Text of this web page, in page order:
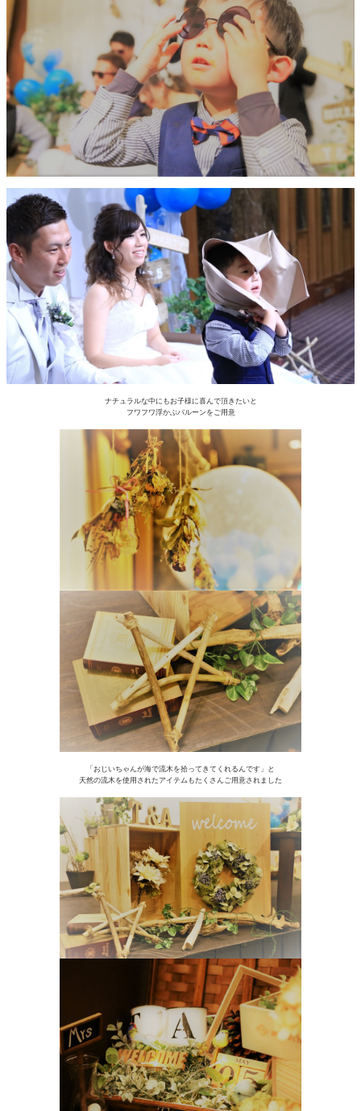
ナチュラルな中にもお子様に喜んで頂きたいと
フワフワ浮かぶバルーンをご用意
「おじいちゃんが海で流木を拾ってきてくれるんです」と
天然の流木を使用されたアイテムもたくさんご用意されました